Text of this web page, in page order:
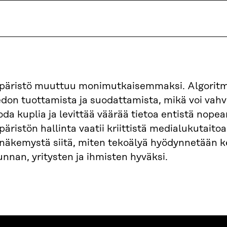
muuttuu monimutkaisemmaksi.
tuottamista ja suodattamista, mikä voi
kuplia ja levittää väärää tietoa entistä
hallinta vaatii kriittistä
siitä, miten tekoälyä hyödynnetään
yritysten ja ihmisten hyväksi.